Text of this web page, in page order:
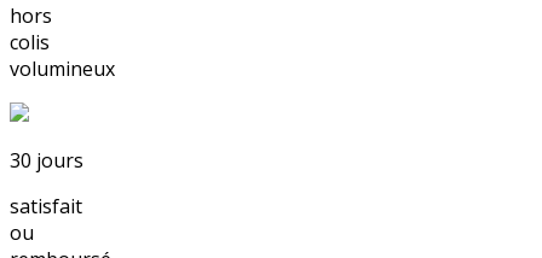
hors
colis
volumineux
30 jours
satisfait
ou